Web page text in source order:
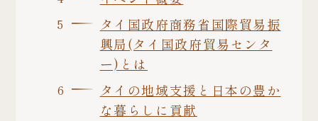
タイ国政府商務省国際貿易振
興局(タイ国政府貿易センタ
ー)とは
タイの地域支援と日本の豊か
な暮らしに貢献